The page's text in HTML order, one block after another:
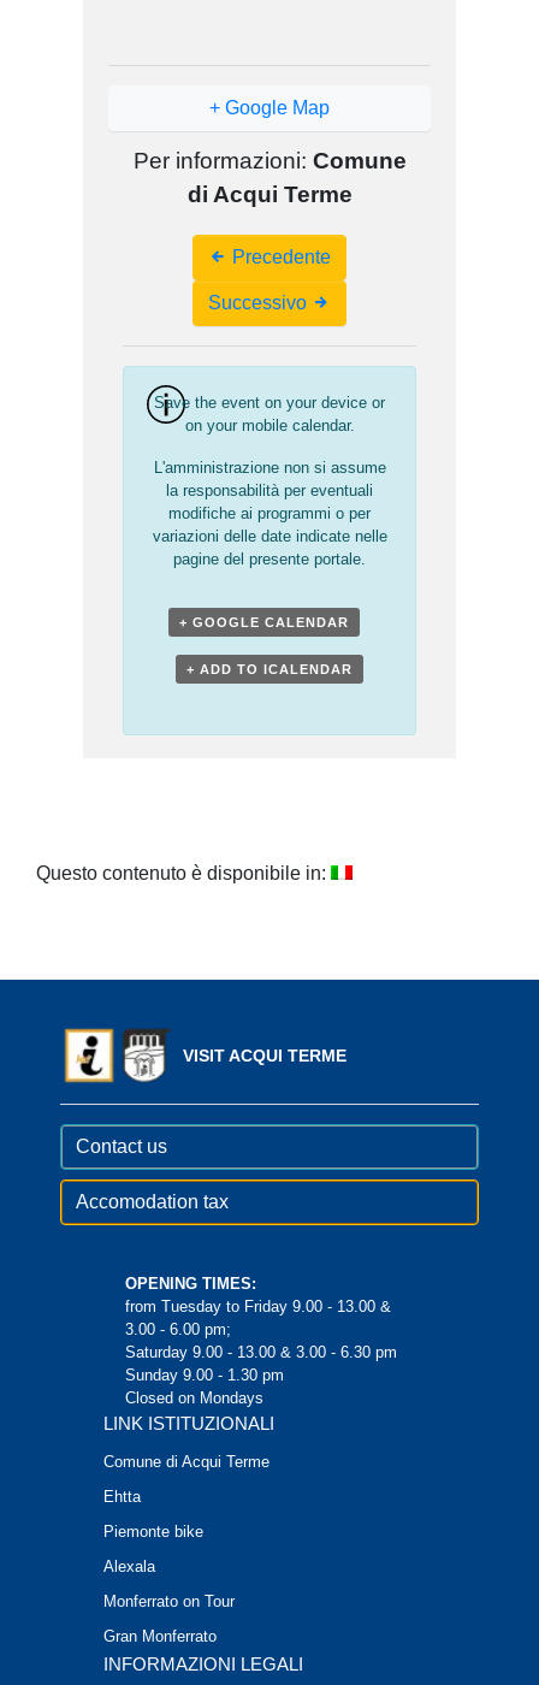
+ Google Map
Per informazioni: Comune
di Acqui Terme
Navigation
Precedente
Successivo
Save the event on your device or
on your mobile calendar.
L'amministrazione non si assume
la responsabilità per eventuali
modifiche ai programmi o per
variazioni delle date indicate nelle
pagine del presente portale.
+ GOOGLE CALENDAR
+ ADD TO ICALENDAR
Questo contenuto è disponibile in:
VISIT ACQUI TERME
Contact us
Accomodation tax
OPENING TIMES:
from Tuesday to Friday 9.00 - 13.00 &
3.00 - 6.00 pm;
Saturday 9.00 - 13.00 & 3.00 - 6.30 pm
Sunday 9.00 - 1.30 pm
Closed on Mondays
LINK ISTITUZIONALI
Comune di Acqui Terme
Ehtta
Piemonte bike
Alexala
Monferrato on Tour
Gran Monferrato
INFORMAZIONI LEGALI